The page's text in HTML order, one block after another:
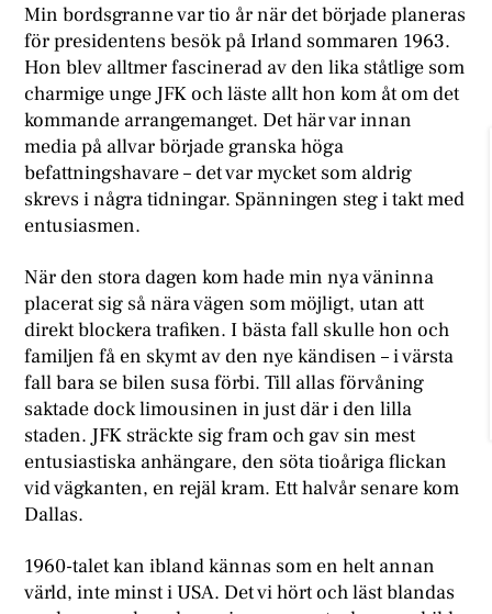
Min bordsgranne var tio år när det började planeras
för presidentens besök på Irland sommaren 1963.
Hon blev alltmer fascinerad av den lika ståtlige som
charmige unge JFK och läste allt hon kom åt om det
kommande arrangemanget. Det här var innan
media på allvar började granska höga
befattningshavare – det var mycket som aldrig
skrevs i några tidningar. Spänningen steg i takt med
entusiasmen.
När den stora dagen kom hade min nya väninna
placerat sig så nära vägen som möjligt, utan att
direkt blockera trafiken. I bästa fall skulle hon och
familjen få en skymt av den nye kändisen – i värsta
fall bara se bilen susa förbi. Till allas förvåning
saktade dock limousinen in just där i den lilla
staden. JFK sträckte sig fram och gav sin mest
entusiastiska anhängare, den söta tioåriga flickan
vid vägkanten, en rejäl kram. Ett halvår senare kom
Dallas.
1960-talet kan ibland kännas som en helt annan
värld, inte minst i USA. Det vi hört och läst blandas